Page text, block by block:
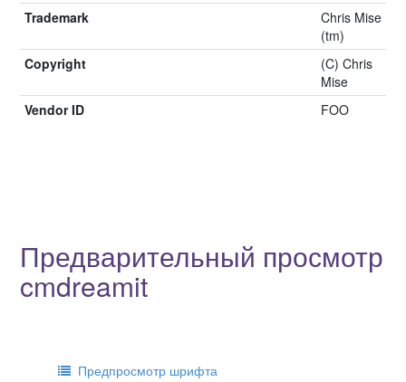
Trademark
Chris Mise
(tm)
Copyright
(C) Chris
Mise
Vendor ID
FOO
Предварительный просмотр
cmdreamit
Предпросмотр шрифта